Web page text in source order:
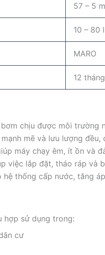
57 – 5 m
10 – 80
MARO
12 tháng
chịu được môi trường
mẽ và lưu lượng
máy chạy êm, ít ồn và
việc lắp đặt, tháo ráp và
hệ thống cấp nước, tăng
hợp sử dụng trong:
cư